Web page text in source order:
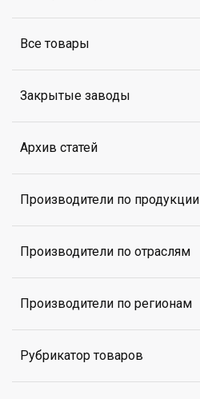
Все товары
Закрытые заводы
Архив статей
Производители по продукции
Производители по отраслям
Производители по регионам
Рубрикатор товаров